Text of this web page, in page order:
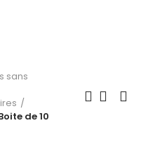
sans
de 10